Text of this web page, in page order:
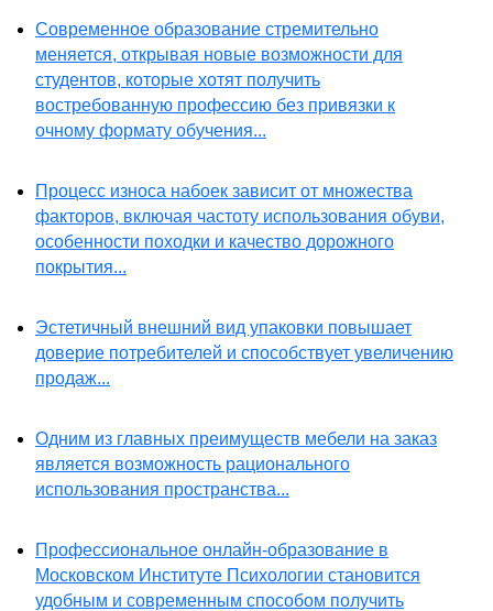
Современное образование стремительно
меняется, открывая новые возможности для
студентов, которые хотят получить
востребованную профессию без привязки к
очному формату обучения...
Процесс износа набоек зависит от множества
факторов, включая частоту использования обуви,
особенности походки и качество дорожного
покрытия...
Эстетичный внешний вид упаковки повышает
доверие потребителей и способствует увеличению
продаж...
Одним из главных преимуществ мебели на заказ
является возможность рационального
использования пространства...
Профессиональное онлайн-образование в
Московском Институте Психологии становится
удобным и современным способом получить